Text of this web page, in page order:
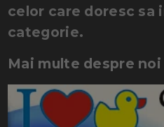
celor care doresc sa
categorie.
Mai multe despre noi